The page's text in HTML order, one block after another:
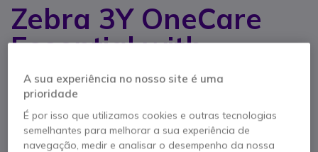
Zebra 3Y OneCare
Essential with
Comprehensive
Coverage 1 licença(s)
3 ano(s)
Saltar para o início da Galeria de imagens
A sua experiência no nosso site é uma
prioridade
É por isso que utilizamos cookies e outras tecnologias
semelhantes para melhorar a sua experiência de
navegação, medir e analisar o desempenho da nossa